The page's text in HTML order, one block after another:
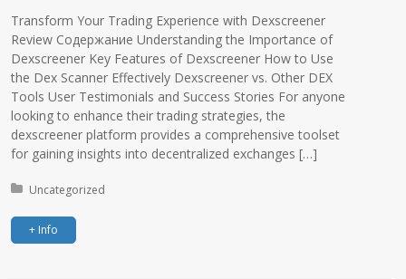
Transform Your Trading Experience with Dexscreener
Review Содержание Understanding the Importance of
Dexscreener Key Features of Dexscreener How to Use
the Dex Scanner Effectively Dexscreener vs. Other DEX
Tools User Testimonials and Success Stories For anyone
looking to enhance their trading strategies, the
dexscreener platform provides a comprehensive toolset
for gaining insights into decentralized exchanges […]
Posted in:
Uncategorized
+ Info